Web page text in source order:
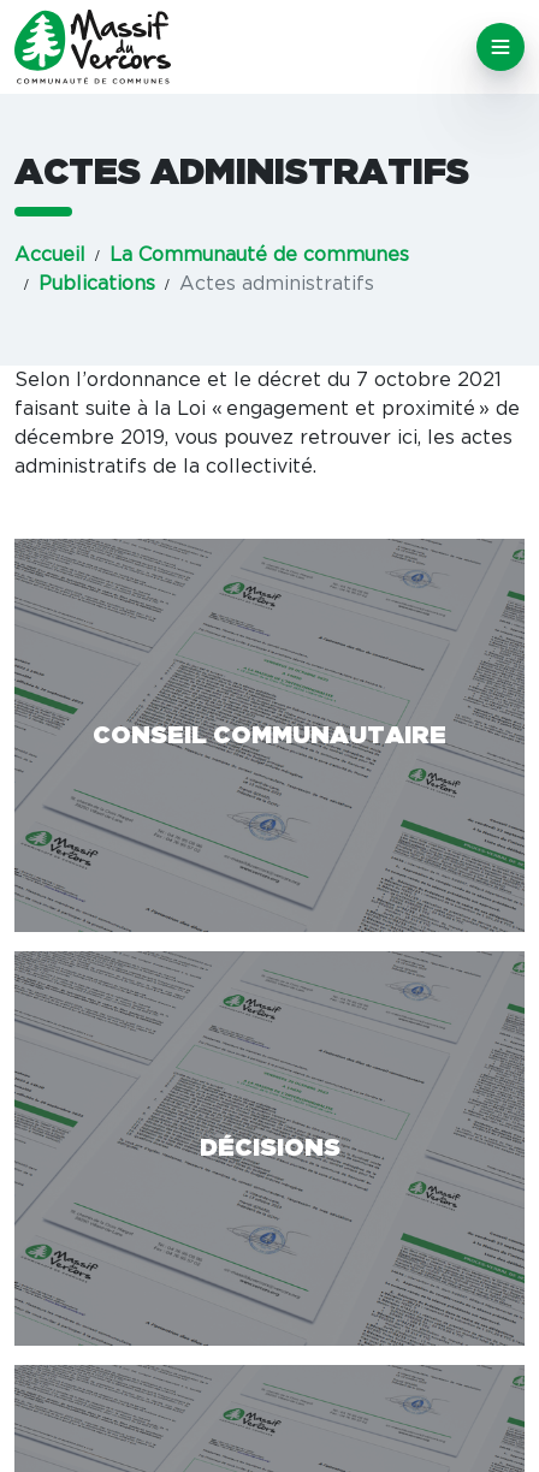
ACTES ADMINISTRATIFS
Accueil
La Communauté de communes
Publications
Actes administratifs
Selon l’ordonnance et le décret du 7 octobre 2021
faisant suite à la Loi « engagement et proximité » de
décembre 2019, vous pouvez retrouver ici, les actes
administratifs de la collectivité.
CONSEIL COMMUNAUTAIRE
DÉCISIONS